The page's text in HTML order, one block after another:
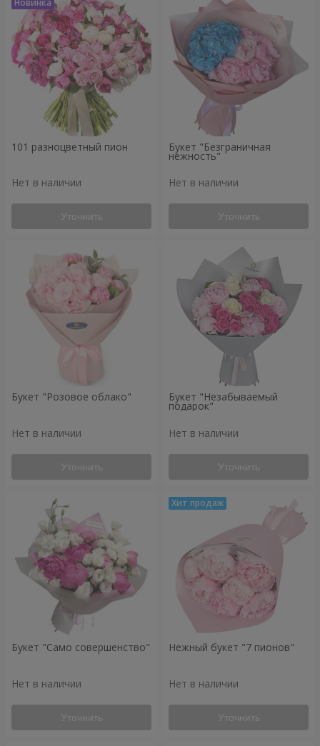
101 разноцветный пион
Нет в наличии
Уточнить
Букет "Безграничная
нежность"
Нет в наличии
Уточнить
Букет "Розовое облако"
Нет в наличии
Уточнить
Букет "Незабываемый
подарок"
Нет в наличии
Уточнить
Букет "Само совершенство"
Нет в наличии
Уточнить
Нежный букет "7 пионов"
Нет в наличии
Уточнить